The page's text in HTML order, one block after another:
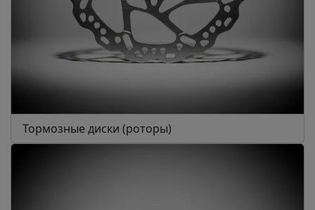
Тормозные диски (роторы)